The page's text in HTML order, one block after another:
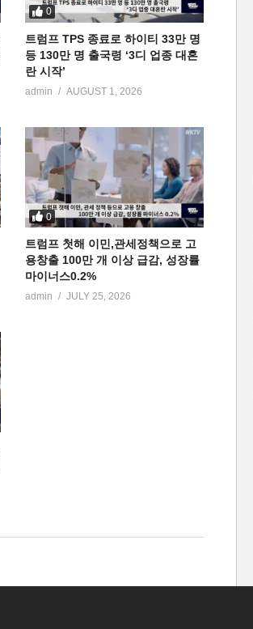
0
트럼프 TPS 종료로 하이티 33만 명
등 130만 명 출국령 ‘3디 업종 대혼
란 시작’
admin AUGUST 1, 2026
0
트럼프 첫해 이민,관세정책으로 고
용창출 100만 개 이상 급감, 성장률
마이너스0.2%
admin JULY 25, 2026